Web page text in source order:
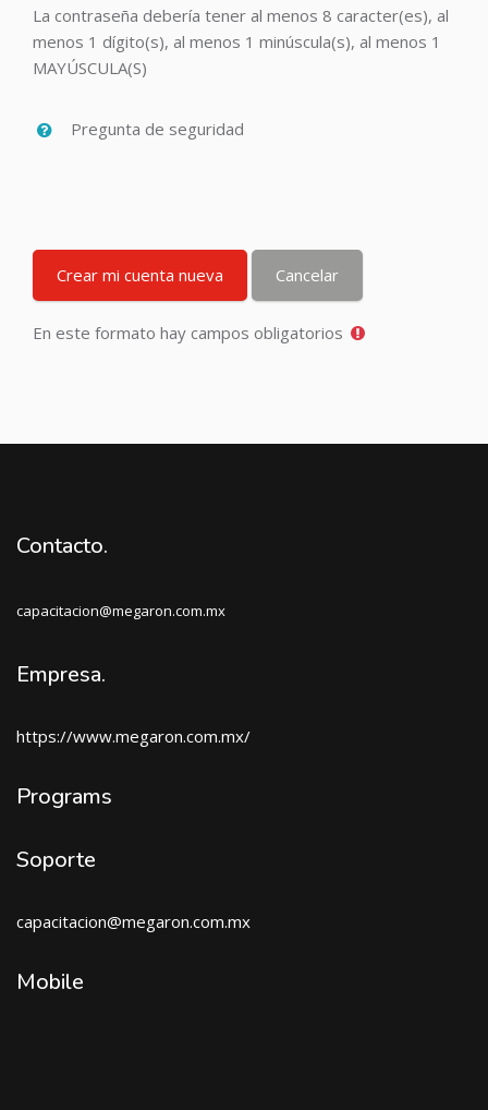
La contraseña debería tener al menos 8 caracter(es), al
menos 1 dígito(s), al menos 1 minúscula(s), al menos 1
MAYÚSCULA(S)
Pregunta de seguridad
En este formato hay campos obligatorios
Contacto.
capacitacion@megaron.com.mx
Empresa.
https://www.megaron.com.mx/
Programs
Soporte
capacitacion@megaron.com.mx
Mobile